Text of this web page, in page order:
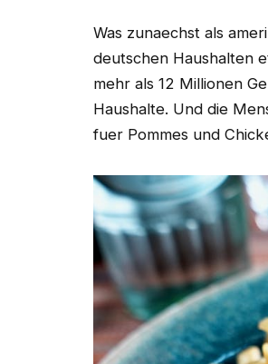
Was zunaechst als
deutschen Haushalten
mehr als 12 Millionen
Haushalte. Und die
fuer Pommes und